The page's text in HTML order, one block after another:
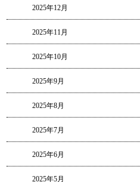
2025年12月
2025年11月
2025年10月
2025年9月
2025年8月
2025年7月
2025年6月
2025年5月